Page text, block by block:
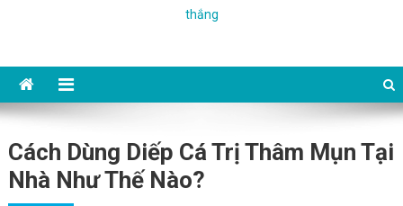
thắng
Cách Dùng Diếp Cá Trị Thâm Mụn Tại
Nhà Như Thế Nào?